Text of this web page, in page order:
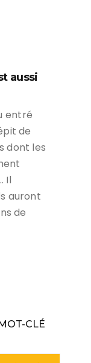
aussi
entré
de
dont les
Il
auront
de
CLÉ